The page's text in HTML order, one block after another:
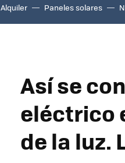
Alquiler Paneles solares
Así se
eléctrico
de la luz.